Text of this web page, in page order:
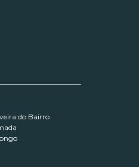
do Bairro